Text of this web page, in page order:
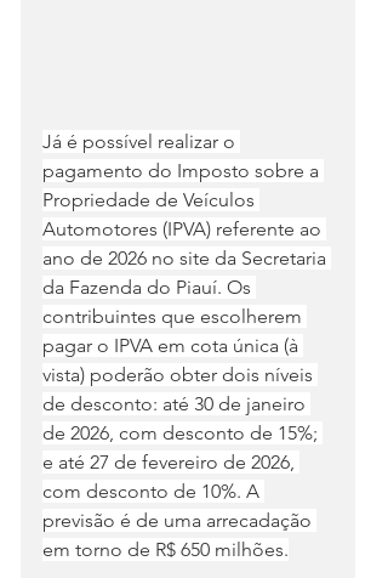
Já é possível realizar o
pagamento do Imposto sobre a
Propriedade de Veículos
Automotores (IPVA) referente ao
ano de 2026 no site da Secretaria
da Fazenda do Piauí. Os
contribuintes que escolherem
pagar o IPVA em cota única (à
vista) poderão obter dois níveis
de desconto: até 30 de janeiro
de 2026, com desconto de 15%;
e até 27 de fevereiro de 2026,
com desconto de 10%. A
previsão é de uma arrecadação
em torno de R$ 650 milhões.